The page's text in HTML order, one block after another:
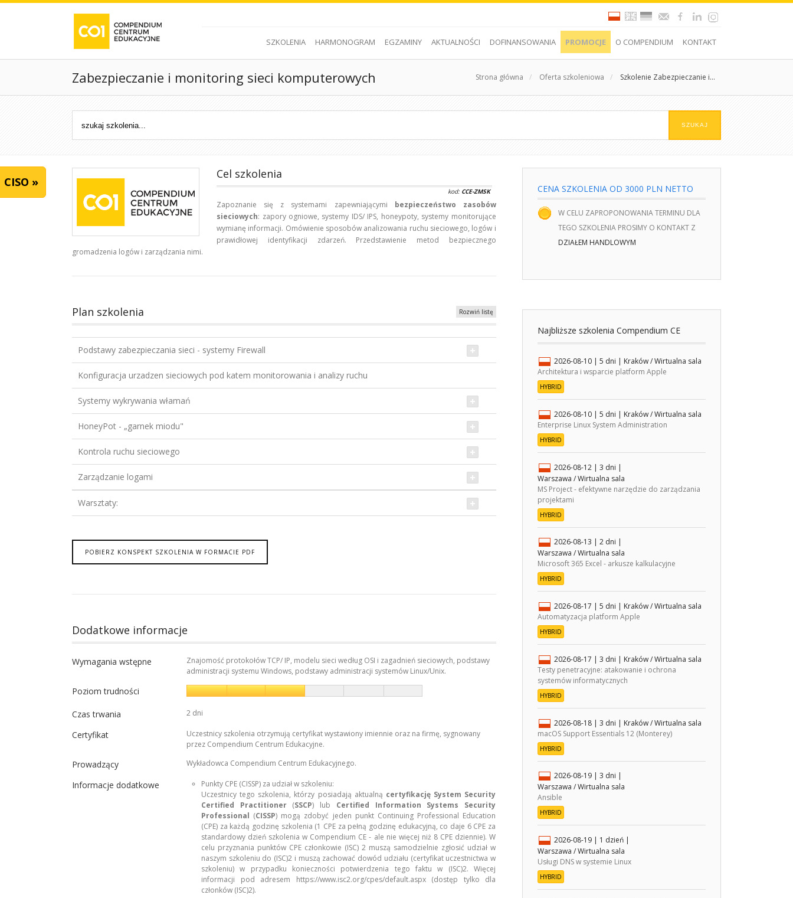
SZKOLENIA HARMONOGRAM EGZAMINY AKTUALNOŚCI DOFINANSOWANIA PROMOCJE O COMPENDIUM KONTAKT
Zabezpieczanie i monitoring sieci komputerowych Strona główna / Oferta szkoleniowa / Szkolenie Zabezpieczanie i...
CISO »
Cel szkolenia
kod: CCE-ZMSK
Zapoznanie się z systemami zapewniającymi bezpieczeństwo zasobów
sieciowych: zapory ogniowe, systemy IDS/ IPS, honeypoty, systemy monitorujące
wymianę informacji. Omówienie sposobów analizowania ruchu sieciowego, logów i
prawidłowej identyfikacji zdarzeń. Przedstawienie metod bezpiecznego
gromadzenia logów i zarządzania nimi.
Plan szkolenia Rozwiń listę
Podstawy zabezpieczania sieci - systemy Firewall
Konfiguracja urzadzen sieciowych pod katem monitorowania i analizy ruchu
Systemy wykrywania włamań
HoneyPot - „garnek miodu"
Kontrola ruchu sieciowego
Zarządzanie logami
Warsztaty:
POBIERZ KONSPEKT SZKOLENIA W FORMACIE PDF
Dodatkowe informacje
Wymagania wstępne
Znajomość protokołów TCP/ IP, modelu sieci według OSI i zagadnień sieciowych, podstawy
administracji systemu Windows, podstawy administracji systemów Linux/Unix.
Poziom trudności
Czas trwania 2 dni
Certyfikat
Uczestnicy szkolenia otrzymują certyfikat wystawiony imiennie oraz na firmę, sygnowany
przez Compendium Centrum Edukacyjne.
Prowadzący Wykładowca Compendium Centrum Edukacyjnego.
Informacje dodatkowe
Punkty CPE (CISSP) za udział w szkoleniu:
Uczestnicy tego szkolenia, którzy posiadają aktualną certyfikację System Security
Certified Practitioner(SSCP) lub Certified Information Systems Security
Professional (CISSP) mogą zdobyć jeden punkt Continuing Professional Education
(CPE) za każdą godzinę szkolenia (1 CPE za pełną godzinę edukacyjną, co daje 6 CPE za
standardowy dzień szkolenia w Compendium CE - ale nie więcej niż 8 CPE dziennie). W
celu przyznania punktów CPE członkowie (ISC) 2 muszą samodzielnie zgłosić udział w
naszym szkoleniu do (ISC)2 i muszą zachować dowód udziału (certyfikat uczestnictwa w
szkoleniu) w przypadku konieczności potwierdzenia tego faktu w (ISC)2. Więcej
informacji pod adresem https://www.isc2.org/cpes/default.aspx (dostęp tylko dla
członków (ISC)2).
CENA SZKOLENIA OD 3000 PLN NETTO
W CELU ZAPROPONOWANIA TERMINU DLA
TEGO SZKOLENIA PROSIMY O KONTAKT Z
DZIAŁEM HANDLOWYM
Najbliższe szkolenia Compendium CE
2026-08-10 | 5 dni | Kraków / Wirtualna sala
Architektura i wsparcie platform Apple
HYBRID
2026-08-10 | 5 dni | Kraków / Wirtualna sala
Enterprise Linux System Administration
HYBRID
2026-08-12 | 3 dni |
Warszawa / Wirtualna sala
MS Project - efektywne narzędzie do zarządzania
projektami
HYBRID
2026-08-13 | 2 dni |
Warszawa / Wirtualna sala
Microsoft 365 Excel - arkusze kalkulacyjne
HYBRID
2026-08-17 | 5 dni | Kraków / Wirtualna sala
Automatyzacja platform Apple
HYBRID
2026-08-17 | 3 dni | Kraków / Wirtualna sala
Testy penetracyjne: atakowanie i ochrona
systemów informatycznych
HYBRID
2026-08-18 | 3 dni | Kraków / Wirtualna sala
macOS Support Essentials 12 (Monterey)
HYBRID
2026-08-19 | 3 dni |
Warszawa / Wirtualna sala
Ansible
HYBRID
2026-08-19 | 1 dzień |
Warszawa / Wirtualna sala
Usługi DNS w systemie Linux
HYBRID